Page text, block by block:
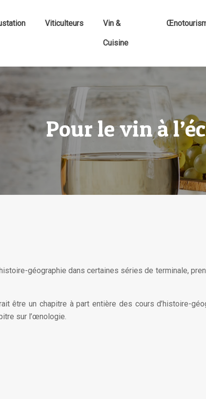
Viticulteurs Vin &
Cuisine
Pour le vin à
géographie dans certaines séries de terminale,
être un chapitre à part entière des cours d’histoire-
sur l’œnologie.